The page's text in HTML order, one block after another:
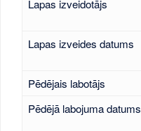
Lapas izveidotājs
Lapas izveides datums
Pēdējais labotājs
Pēdējā labojuma datums